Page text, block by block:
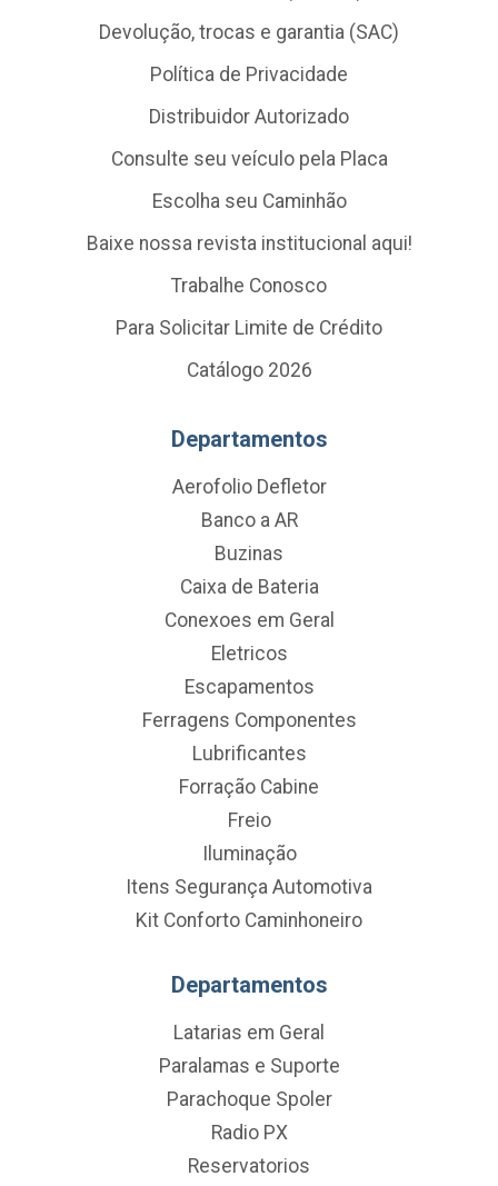
Devolução, trocas e garantia (SAC)
Política de Privacidade
Distribuidor Autorizado
Consulte seu veículo pela Placa
Escolha seu Caminhão
Baixe nossa revista institucional aqui!
Trabalhe Conosco
Para Solicitar Limite de Crédito
Catálogo 2026
Departamentos
Aerofolio Defletor
Banco a AR
Buzinas
Caixa de Bateria
Conexoes em Geral
Eletricos
Escapamentos
Ferragens Componentes
Lubrificantes
Forração Cabine
Freio
Iluminação
Itens Segurança Automotiva
Kit Conforto Caminhoneiro
Departamentos
Latarias em Geral
Paralamas e Suporte
Parachoque Spoler
Radio PX
Reservatorios